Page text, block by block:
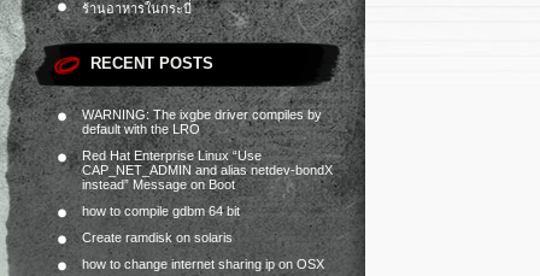
ร้านอาหารในกระบี่
RECENT POSTS
WARNING: The ixgbe driver compiles by
default with the LRO
Red Hat Enterprise Linux “Use
CAP_NET_ADMIN and alias netdev-bondX
instead” Message on Boot
how to compile gdbm 64 bit
Create ramdisk on solaris
how to change internet sharing ip on OSX